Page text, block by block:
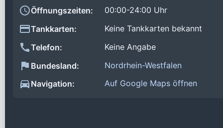
Öffnungszeiten:
00:00-24:00 Uhr
Tankkarten:
Keine Tankkarten bekannt
Telefon:
Keine Angabe
Bundesland:
Nordrhein-Westfalen
Navigation:
Auf Google Maps öffnen